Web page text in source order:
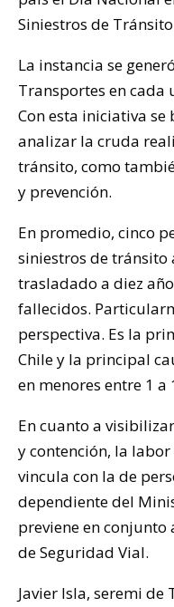
Siniestros de
La instancia se
Transportes en cada
Con esta iniciativa
analizar la cruda
tránsito, como
y prevención.
En promedio, cinco
siniestros de tránsito
trasladado a diez
fallecidos.
perspectiva. Es la
Chile y la principal
en menores entre 1 a
En cuanto a
y contención, la
vincula con la de
dependiente del
previene en
de Seguridad Vial.
Javier Isla, seremi